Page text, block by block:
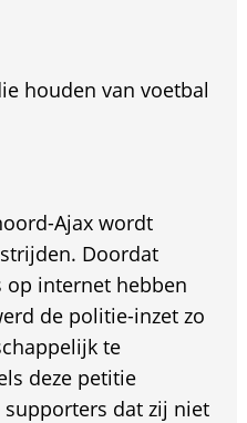
houden van voetbal
Ajax wordt
Doordat
op internet hebben
de politie-inzet zo
te
deze petitie
dat zij niet